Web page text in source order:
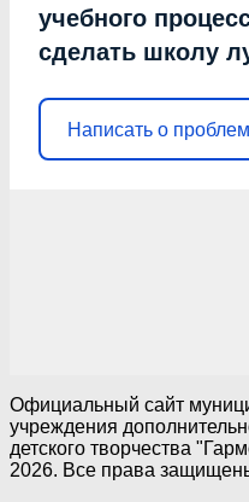
учебного
сделать школу
Написать о
Официальный сайт
учреждения
детского творчества
2026. Все права